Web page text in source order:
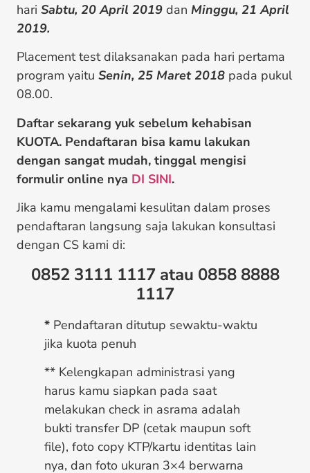
hari Sabtu, 20 April 2019 dan Minggu, 21 April
2019.
Placement test dilaksanakan pada hari pertama
program yaitu Senin, 25 Maret 2018 pada pukul
08.00.
Daftar sekarang yuk sebelum kehabisan
KUOTA. Pendaftaran bisa kamu lakukan
dengan sangat mudah, tinggal mengisi
formulir online nya DI SINI.
Jika kamu mengalami kesulitan dalam proses
pendaftaran langsung saja lakukan konsultasi
dengan CS kami di:
0852 3111 1117 atau 0858 8888
1117
* Pendaftaran ditutup sewaktu-waktu
jika kuota penuh
** Kelengkapan administrasi yang
harus kamu siapkan pada saat
melakukan check in asrama adalah
bukti transfer DP (cetak maupun soft
file), foto copy KTP/kartu identitas lain
nya, dan foto ukuran 3×4 berwarna